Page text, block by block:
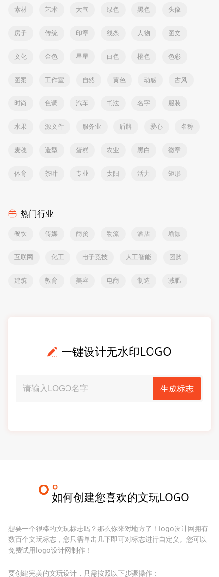
素材 艺术 大气 绿色 黑色 头像
房子 传统 印章 线条 人物 图文
文化 金色 星星 白色 橙色 色彩
图案 工作室 自然 黄色 动感 古风
时尚 色调 汽车 书法 名字 服装
水果 源文件 服务业 盾牌 爱心 名称
麦穗 造型 蛋糕 农业 黑白 徽章
体育 茶叶 专业 太阳 活力 矩形
热门行业
餐饮 传媒 商贸 物流 酒店 瑜伽
互联网 化工 电子竞技 人工智能 团购
建筑 教育 美容 电商 制造 减肥
一键设计无水印LOGO
生成标志
如何创建您喜欢的文玩LOGO
想要一个很棒的文玩标志吗？那么你来对地方了！logo设计网拥有
数百个文玩标志，您只需单击几下即可对标志进行自定义。您可以
免费试用logo设计网制作！
要创建完美的文玩设计，只需按照以下步骤操作：